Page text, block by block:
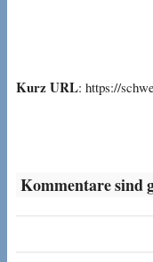
Kurz URL: https://
Kommentare sind